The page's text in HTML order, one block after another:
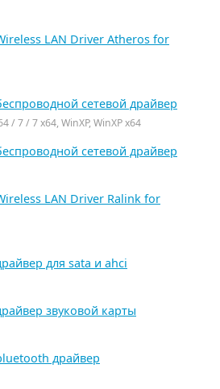
LAN Driver Atheros for
сетевой драйвер
/ 7 / 7 x64, WinXP, WinXP x64
сетевой драйвер
LAN Driver Ralink for
для sata и ahci
звуковой карты
драйвер